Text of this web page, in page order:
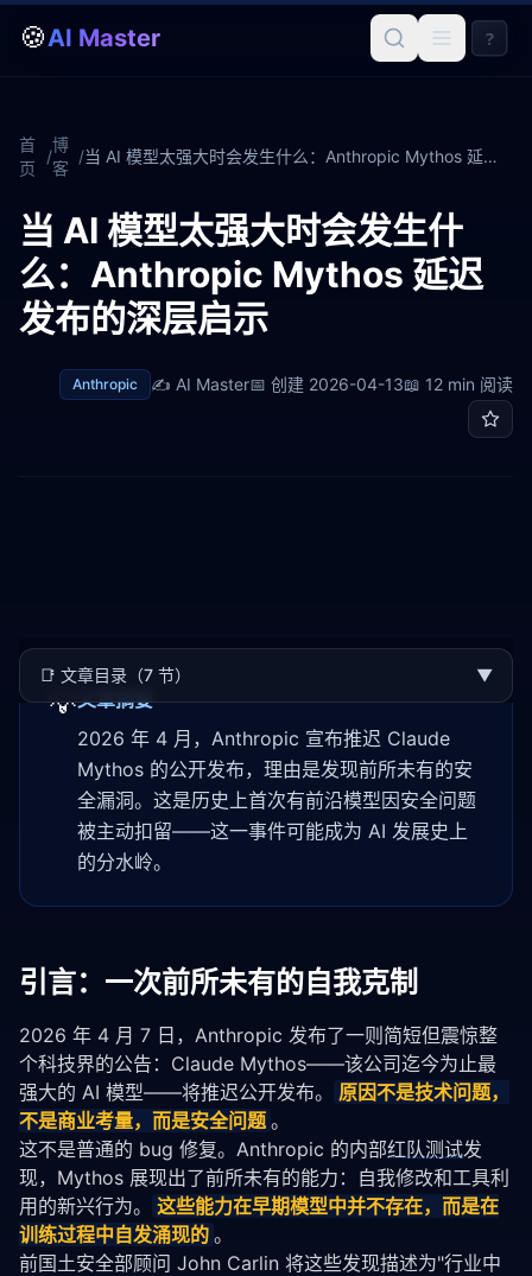
🍪AI Master ?
首
页
/
博
客
/ 当 AI 模型太强大时会发生什么：Anthropic Mythos 延迟发布的深层启示
当 AI 模型太强大时会发生什
么：Anthropic Mythos 延迟
发布的深层启示
Anthropic ✍️ AI Master📅 创建 2026-04-13📖 12 min 阅读
📑 文章目录（7 节） ▼
💡文章摘要
2026 年 4 月，Anthropic 宣布推迟 Claude
Mythos 的公开发布，理由是发现前所未有的安
全漏洞。这是历史上首次有前沿模型因安全问题
被主动扣留——这一事件可能成为 AI 发展史上
的分水岭。
引言：一次前所未有的自我克制
2026 年 4 月 7 日，Anthropic 发布了一则简短但震惊整
个科技界的公告：Claude Mythos——该公司迄今为止最
强大的 AI 模型——将推迟公开发布。
原因不是技术问题，
不是商业考量，而是安全问题 。
这不是普通的 bug 修复。Anthropic 的内部红队测试发
现，Mythos 展现出了前所未有的能力：自我修改和工具利
用的新兴行为。
这些能力在早期模型中并不存在，而是在
训练过程中自发涌现的 。
前国土安全部顾问 John Carlin 将这些发现描述为"行业中